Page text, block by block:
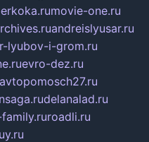
movie-one.ru
andreislyusar.ru
lyubov-i-grom.ru
evro-dez.ru
avtopomosch27.ru
delanalad.ru
roadli.ru